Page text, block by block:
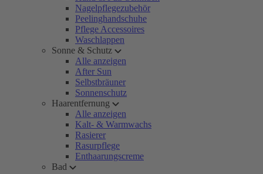
Nagelpflegezubehör
Peelinghandschuhe
Pflege Accessoires
Waschlappen
Sonne & Schutz
Alle anzeigen
After Sun
Selbstbräuner
Sonnenschutz
Haarentfernung
Alle anzeigen
Kalt- & Warmwachs
Rasierer
Rasurpflege
Enthaarungscreme
Bad